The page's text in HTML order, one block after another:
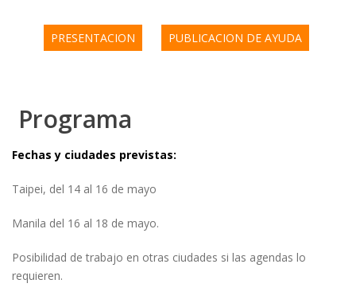
PRESENTACION PUBLICACION DE AYUDA
Programa
Fechas y ciudades previstas:
Taipei, del 14 al 16 de mayo
Manila del 16 al 18 de mayo.
Posibilidad de trabajo en otras ciudades si las agendas lo
requieren.